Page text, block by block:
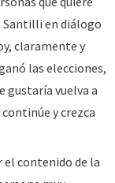
Santilli en diálogo
claramente y
las elecciones,
gustaría vuelva a
y crezca
contenido de la